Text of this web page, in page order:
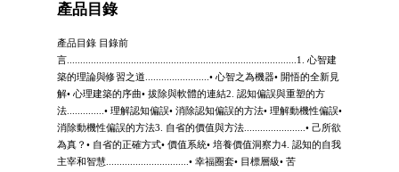
產品目錄
產品目錄 目錄前
言......................................................................................1. 心智建
築的理論與修習之道........................• 心智之為機器• 開悟的全新見
解• 心理建築的序曲• 拔除與軟體的連結2. 認知偏誤與重塑的方
法..............• 理解認知偏誤• 消除認知偏誤的方法• 理解動機性偏誤•
消除動機性偏誤的方法3. 自省的價值與方法.......................• 己所欲
為真？• 自省的正確方式• 價值系統• 培養價值洞察力4. 認知的自我
主宰和智慧...............................• 幸福圈套• 目標層級• 苦